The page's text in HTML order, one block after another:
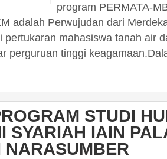
program PERMATA-
adalah Perwujudan dari
pertukaran mahasiswa tanah air
perguruan tinggi
STUDI
SYARIAH IAIN
NARASUMBER